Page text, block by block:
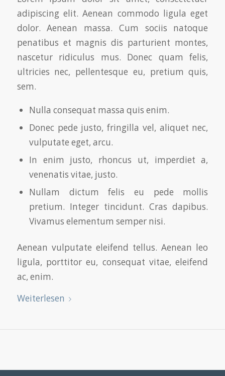
adipiscing elit. Aenean commodo ligula eget
dolor. Aenean massa. Cum sociis natoque
penatibus et magnis dis parturient montes,
nascetur ridiculus mus. Donec quam felis,
ultricies nec, pellentesque eu, pretium quis,
sem.
Nulla consequat massa quis enim.
Donec pede justo, fringilla vel, aliquet nec,
vulputate eget, arcu.
In enim justo, rhoncus ut, imperdiet a,
venenatis vitae, justo.
Nullam dictum felis eu pede mollis
pretium. Integer tincidunt. Cras dapibus.
Vivamus elementum semper nisi.
Aenean vulputate eleifend tellus. Aenean leo
ligula, porttitor eu, consequat vitae, eleifend
ac, enim.
Weiterlesen